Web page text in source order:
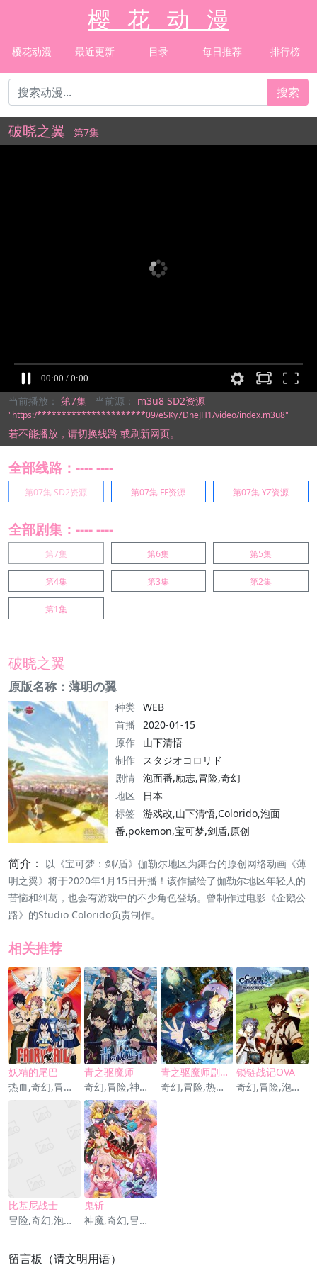
樱 花 动 漫
樱花动漫 最近更新 目录 每日推荐 排行榜
搜索
破晓之翼 第7集
当前播放： 第7集 当前源： m3u8 SD2资源
"https:/**********************09/eSKy7DneJH1/video/index.m3u8"
若不能播放， 请切换线路 或刷新网页。
全部线路：---- ----
第07集 SD2资源 第07集 FF资源 第07集 YZ资源
全部剧集：---- ----
第7集 第6集 第5集
第4集 第3集 第2集
第1集
破晓之翼
原版名称：薄明の翼
种类 WEB
首播
2020-01-15
原作
山下清悟
制作
スタジオコロリド
剧情 泡面番,励志,冒险,奇幻
地区
日本
标签
游戏改,山下清悟,Colorido,泡面
番,pokemon,宝可梦,剑盾,原创
简介：
以《宝可梦：剑/盾》伽勒尔地区为舞台的原创网络动画《薄
明之翼》将于2020年1月15日开播！该作描绘了伽勒尔地区年轻人的
苦恼和纠葛，也会有游戏中的不少角色登场。曾制作过电影《企鹅公
路》的Studio Colorido负责制作。
相关推荐
妖精的尾巴
热血,奇幻,冒险,励志
青之驱魔师
奇幻,冒险,神魔,动作,热血,励志
青之驱魔师剧场版
奇幻,冒险,热血,神魔,动作,励志
锁链战记OVA
奇幻,冒险,泡面番
比基尼战士
冒险,奇幻,泡面番
鬼斩
神魔,奇幻,冒险,搞笑,泡面番
留言板（请文明用语）